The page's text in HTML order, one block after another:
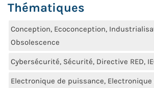
Thématiques
Conception, Ecoconception,
Obsolescence
Cybersécurité, Sécurité, Directive RED,
Electronique de puissance, Electronique